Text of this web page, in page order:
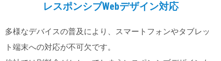
レスポンシブWebデザイン対応
多様なデバイスの普及により、スマートフォンやタブレッ
ト端末への対応が不可欠です。